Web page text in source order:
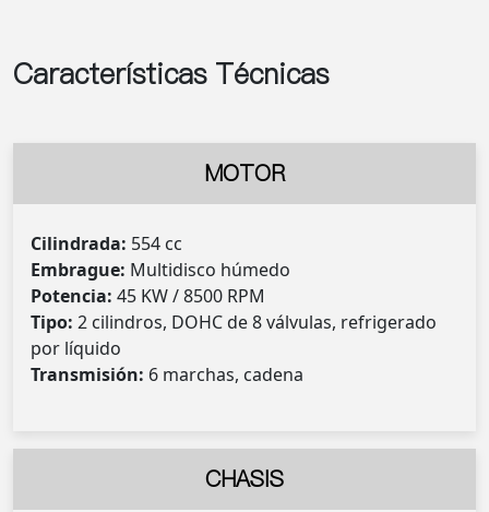
Características Técnicas
MOTOR
Cilindrada: 554 cc
Embrague: Multidisco húmedo
Potencia: 45 KW / 8500 RPM
Tipo: 2 cilindros, DOHC de 8 válvulas, refrigerado
por líquido
Transmisión: 6 marchas, cadena
CHASIS